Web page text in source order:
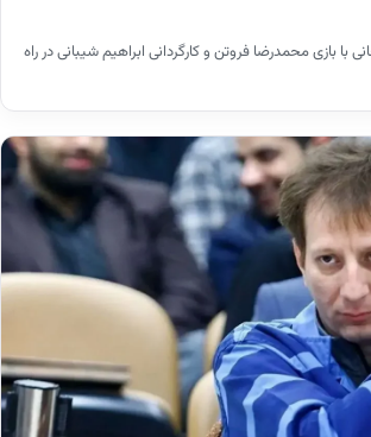
با بازی محمدرضا فروتن و کارگردانی ابراهیم شیبانی در راه